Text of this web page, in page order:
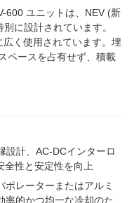
600 ユニットは、NEV (新
に設計されています。
く使用されています。埋
ペースを占有せず、積載
設計、AC-DCインターロ
全性と安定性を向上
ポレーターまたはアルミ
率的かつ均一な冷却のた